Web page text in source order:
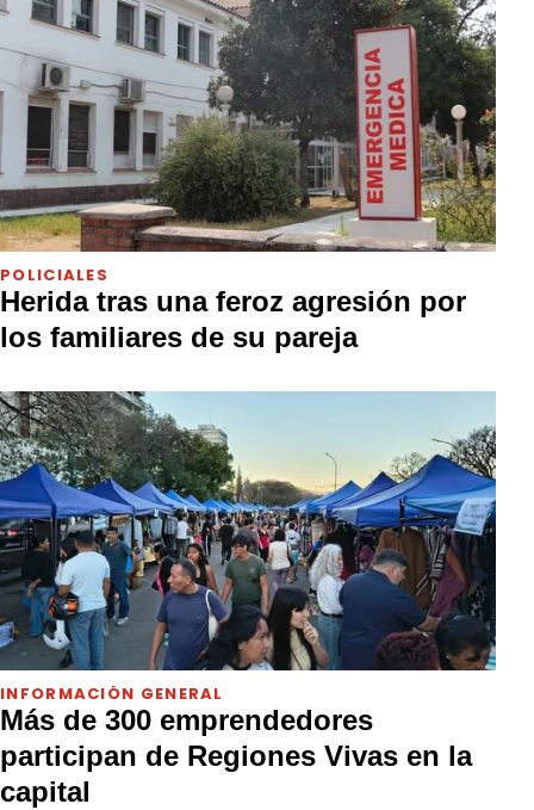
POLICIALES
Herida tras una feroz agresión por
los familiares de su pareja
INFORMACIÓN GENERAL
Más de 300 emprendedores
participan de Regiones Vivas en la
capital